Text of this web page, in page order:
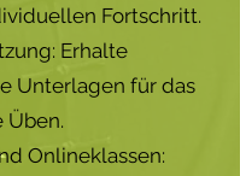
Fortschritt.
Erhalte
Unterlagen für das
Üben.
Onlineklassen: